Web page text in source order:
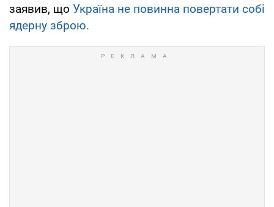
заявив, що Україна не повинна повертати собі
ядерну зброю.